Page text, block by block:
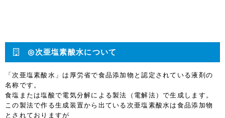
◎次亜塩素酸水について
「次亜塩素酸水」は厚労省で食品添加物と認定されている液剤の
名称です。
食塩または塩酸で電気分解による製法（電解法）で生成します。
この製法で作る生成装置から出ている次亜塩素酸水は食品添加物
とされておりますが